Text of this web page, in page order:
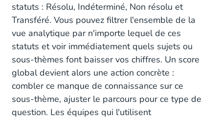
statuts : Résolu, Indéterminé, Non résolu et
Transféré. Vous pouvez filtrer l'ensemble de la
vue analytique par n'importe lequel de ces
statuts et voir immédiatement quels sujets ou
sous-thèmes font baisser vos chiffres. Un score
global devient alors une action concrète :
combler ce manque de connaissance sur ce
sous-thème, ajuster le parcours pour ce type de
question. Les équipes qui l'utilisent